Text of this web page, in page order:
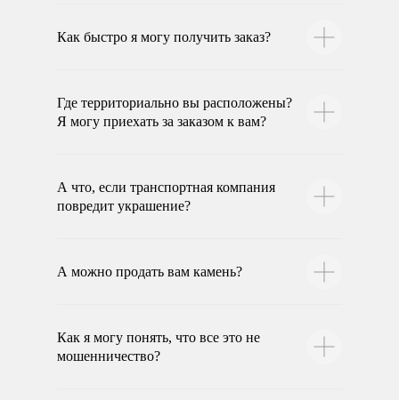
Как быстро я могу получить заказ?
Где территориально вы расположены?
Я могу приехать за заказом к вам?
А что, если транспортная компания
повредит украшение?
А можно продать вам камень?
Как я могу понять, что все это не
мошенничество?